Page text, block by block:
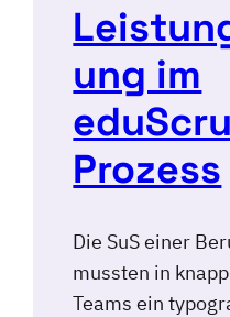
ung im
Prozess
Die SuS einer
mussten in
Teams ein